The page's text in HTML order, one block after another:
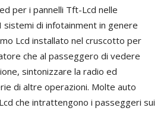
per i pannelli Tft-Lcd nelle
sistemi di infotainment in genere
Lcd installato nel cruscotto per
che al passeggero di vedere
sintonizzare la radio ed
di altre operazioni. Molte auto
che intrattengono i passeggeri sui